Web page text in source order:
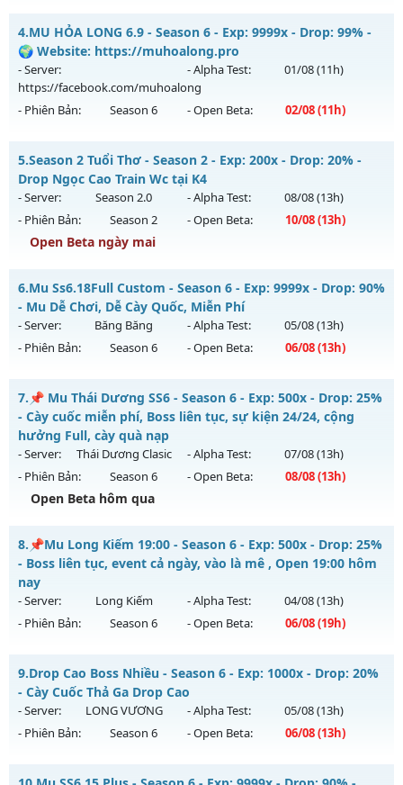
Kiểu reset: Non Reset
Thể loại: Mu Nguyên bản Webzen
Antihack: XShield
Top Mu Online - Max 2 acc/pc - no vip - freebies
Mu mới ra tháng 08 2026 - Mở máy chủ
ngày 11/08/2626
Exp: 80x - Drop: 35%
Thể loại: Mu Nguyên bản Webzen
Antihack: AntiShield
4.MU HỎA LONG 6.9 - Season 6 - Exp: 9999x - Drop: 99% -
🌍 Website: https://muhoalong.pro
- Server:
https://facebook.com/muhoalong
- Alpha Test: 01/08(11h)
- Phiên Bản: Season 6 - Open Beta: 02/08(11h)
MU HỎA LONG 6.9 - 🌍 Website: https://muhoalong.pro
Mu mới ra tháng 08 2026 - Mở máy chủ
https://facebook.com/muhoalongvào 11h ngày
02/08/2626
Exp: 9999x - Drop: 99%
Thể loại: Mu Nguyên bản Webzen
Antihack: XShield
5.Season 2 Tuổi Thơ - Season 2 - Exp: 200x - Drop: 20% -
Drop Ngọc Cao Train Wc tại K4
- Server: Season 2.0 - Alpha Test: 08/08(13h)
- Phiên Bản:
Season 2 - Open Beta: 10/08(13h)
Open Beta ngày mai
Season 2 Tuổi Thơ - Drop Ngọc Cao Train Wc tại K4
Mu mới ra tháng 08 2026 - Mở máy chủ
ngày 10/08/2626
Exp: 200x - Drop: 20%
Thể loại: Mu Bán Đồ Full Trong Shop
Antihack: GameGuard
6.Mu Ss6.18Full Custom - Season 6 - Exp: 9999x - Drop: 90%
- Mu Dễ Chơi, Dễ Cày Quốc, Miễn Phí
- Server: Băng Băng - Alpha Test: 05/08(13h)
- Phiên Bản:
Season 6 - Open Beta: 06/08(13h)
Mu Ss6.18Full Custom - Mu Dễ Chơi, Dễ Cày Quốc, Miễn Phí
Mu mới ra tháng 08 2026 - Mở máy chủBăng Băngvào 13h
ngày 06/08/2626
Exp: 9999x - Drop: 90%
Antihack: Gold dragon
7. 📌 Mu Thái Dương SS6 - Season 6 - Exp: 500x - Drop: 25%
- Cày cuốc miễn phí, Boss liên tục, sự kiện 24/24, cộng
hưởng Full, cày quà nạp
- Server: Thái Dương Clasic - Alpha Test: 07/08(13h)
- Phiên Bản:
Season 6 - Open Beta: 08/08(13h)
Open Beta hôm qua
📌 Mu Thái Dương SS6 - Cày cuốc miễn phí, Boss liên tục,
sự kiện 24/24, cộng hưởng Full, cày quà nạp
Mu mới ra tháng 08 2026 - Mở máy chủ
vào 13h ngày 08/08/2626
Exp: 500x - Drop: 25%
Thể loại: Mu Nguyên bản Webzen
Antihack: VIP SHIELD
8. 📌Mu Long Kiếm 19:00 - Season 6 - Exp: 500x - Drop: 25%
- Boss liên tục, event cả ngày, vào là mê , Open 19:00 hôm
nay
- Server: Long Kiếm - Alpha Test: 04/08(13h)
- Phiên Bản:
Season 6 - Open Beta: 06/08(19h)
📌Mu Long Kiếm 19:00 - Boss liên tục, event cả ngày, vào là
mê , Open 19:00 hôm nay
Mu mới ra tháng 08 2026 - Mở máy chủ
Long Kiếmvào 19h
ngày 06/08/2626
Kiểu reset: Reset In Game
9.Drop Cao Boss Nhiều - Season 6 - Exp: 1000x - Drop: 20%
- Cày Cuốc Thả Ga Drop Cao
- Server: LONG VƯƠNG - Alpha Test: 05/08(13h)
- Phiên Bản:
Season 6 - Open Beta: 06/08(13h)
Drop Cao Boss Nhiều - Cày Cuốc Thả Ga Drop Cao